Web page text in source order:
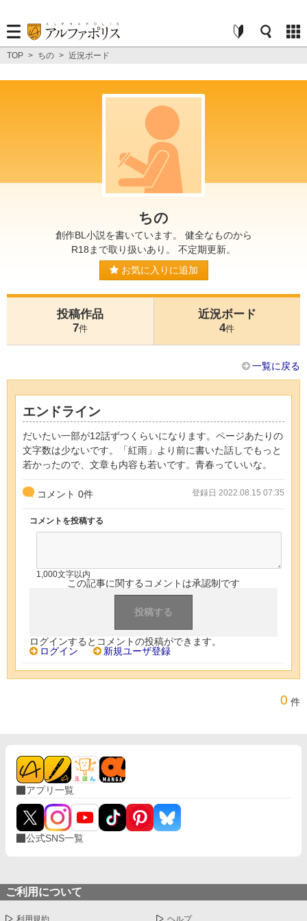
TOP > ちの > 近況ボード
ちの
創作BL小説を書いています。 健全なものから
R18まで取り扱いあり。 不定期更新。
お気に入りに追加
投稿作品
7件
近況ボード
4件
一覧に戻る
エンドライン
だいたい一部が12話ずつくらいになります。ページあたりの
文字数は少ないです。「紅雨」より前に書いた話しでもっと
若かったので、文章も内容も若いです。青春っていいな。
コメント 0件 登録日 2022.08.15 07:35
コメントを投稿する
1,000文字以内
この記事に関するコメントは承認制です
ログインするとコメントの投稿ができます。
ログイン
新規ユーザ登録
0 件
アプリ一覧
公式SNS一覧
ご利用について
利用規約 ヘルプ